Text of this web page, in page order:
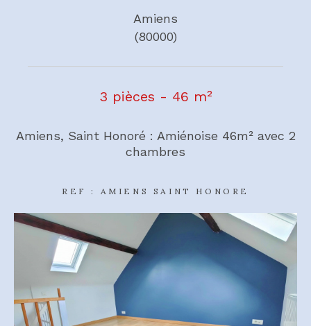
Amiens
(80000)
3 pièces - 46 m²
Amiens, Saint Honoré : Amiénoise 46m² avec 2
chambres
REF : AMIENS SAINT HONORE